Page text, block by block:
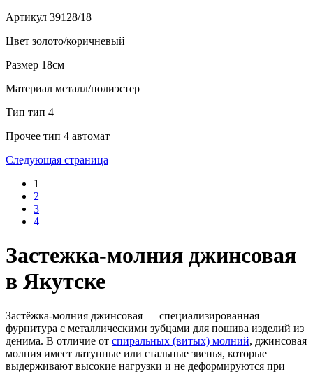
Артикул 39128/18
Цвет золото/коричневый
Размер 18см
Материал металл/полиэстер
Тип тип 4
Прочее тип 4 автомат
Следующая страница
1
2
3
4
Застежка-молния джинсовая
в Якутске
Застёжка-молния джинсовая — специализированная
фурнитура с металлическими зубцами для пошива изделий из
денима. В отличие от спиральных (витых) молний, джинсовая
молния имеет латунные или стальные звенья, которые
выдерживают высокие нагрузки и не деформируются при